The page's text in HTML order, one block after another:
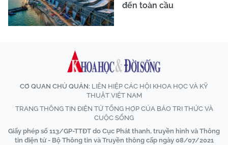
đến toàn cầu
CƠ QUAN CHỦ QUẢN: LIÊN HIỆP CÁC HỘI KHOA HỌC VÀ KỸ
THUẬT VIỆT NAM
TRANG THÔNG TIN ĐIỆN TỬ TỔNG HỢP CỦA BÁO TRI THỨC VÀ
CUỘC SỐNG
Giấy phép số 113/GP-TTĐT do Cục Phát thanh, truyền hình và Thông
tin điện tử - Bộ Thông tin và Truyền thông cấp ngày 08/07/2021